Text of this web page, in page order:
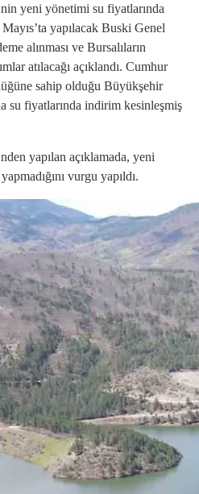
yeni yönetimi su fiyatlarında
yapılacak Buski Genel
alınması ve Bursalıların
atılacağı açıklandı. Cumhur
sahip olduğu Büyükşehir
su fiyatlarında indirim kesinleşmiş
yapılan açıklamada, yeni
vurgu yapıldı.